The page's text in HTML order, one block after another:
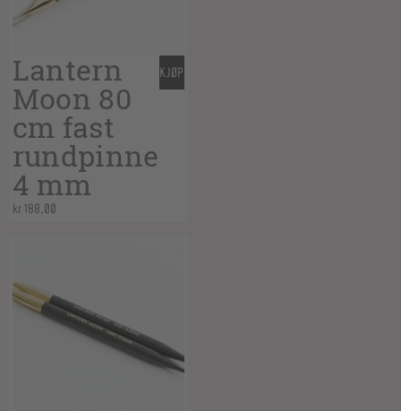
Lantern
Moon 80
cm fast
rundpinne
4 mm
kr188,00
KJØP